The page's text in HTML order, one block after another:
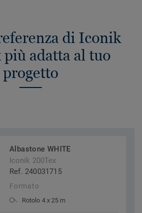
di Iconik
più adatta al tuo
progetto
Albastone WHITE
Iconik 200Tex
Ref. 240031715
Formato
Rotolo 4 x 25 m